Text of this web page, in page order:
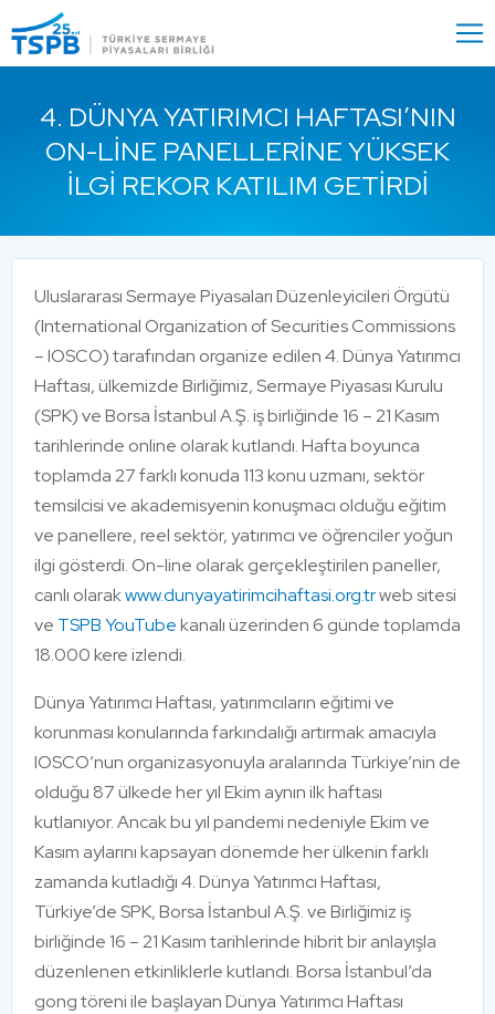
Close
4. DÜNYA YATIRIMCI HAFTASI’NIN
ON-LINE PANELLERINE YÜKSEK
İLGI REKOR KATILIM GETIRDI
Uluslararası Sermaye Piyasaları Düzenleyicileri Örgütü
(International Organization of Securities Commissions
– IOSCO) tarafından organize edilen 4. Dünya Yatırımcı
Haftası, ülkemizde Birliğimiz, Sermaye Piyasası Kurulu
(SPK) ve Borsa İstanbul A.Ş. iş birliğinde 16 – 21 Kasım
tarihlerinde online olarak kutlandı. Hafta boyunca
toplamda 27 farklı konuda 113 konu uzmanı, sektör
temsilcisi ve akademisyenin konuşmacı olduğu eğitim
ve panellere, reel sektör, yatırımcı ve öğrenciler yoğun
ilgi gösterdi. On-line olarak gerçekleştirilen paneller,
canlı olarakwww.dunyayatirimcihaftasi.org.trweb sitesi
ve TSPB YouTubekanalı üzerinden 6 günde toplamda
18.000 kere izlendi.
Dünya Yatırımcı Haftası, yatırımcıların eğitimi ve
korunması konularında farkındalığı artırmak amacıyla
IOSCO’nun organizasyonuyla aralarında Türkiye’nin de
olduğu 87 ülkede her yıl Ekim aynın ilk haftası
kutlanıyor. Ancak bu yıl pandemi nedeniyle Ekim ve
Kasım aylarını kapsayan dönemde her ülkenin farklı
zamanda kutladığı 4. Dünya Yatırımcı Haftası,
Türkiye’de SPK, Borsa İstanbul A.Ş. ve Birliğimiz iş
birliğinde 16 – 21 Kasım tarihlerinde hibrit bir anlayışla
düzenlenen etkinliklerle kutlandı. Borsa İstanbul’da
gong töreni ile başlayan Dünya Yatırımcı Haftası